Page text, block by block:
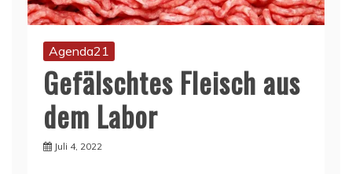
Agenda21
Gefälschtes Fleisch aus
dem Labor
Juli 4, 2022